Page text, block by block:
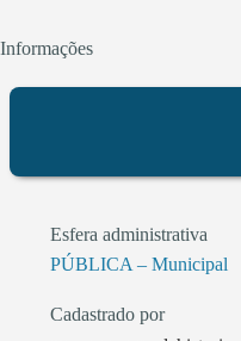
Informações
Esfera administrativa
PÚBLICA – Municipal
Cadastrado por